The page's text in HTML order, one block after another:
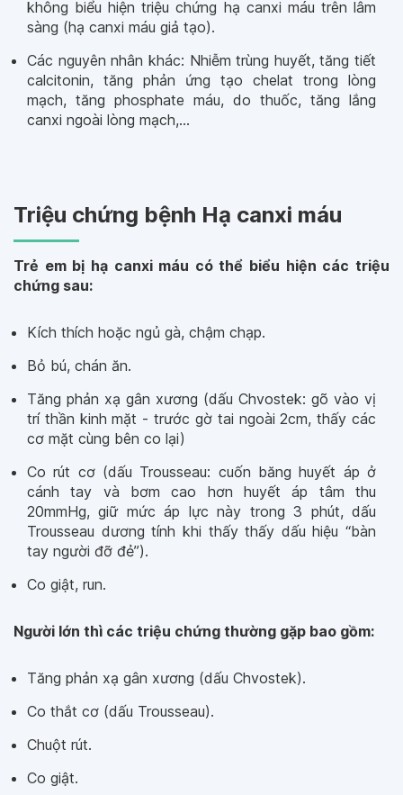
không biểu hiện triệu chứng hạ canxi máu trên lâm
sàng (hạ canxi máu giả tạo).
Các nguyên nhân khác: Nhiễm trùng huyết, tăng tiết
calcitonin, tăng phản ứng tạo chelat trong lòng
mạch, tăng phosphate máu, do thuốc, tăng lắng
canxi ngoài lòng mạch,...
Triệu chứng bệnh Hạ canxi máu
Trẻ em bị hạ canxi máu có thể biểu hiện các triệu
chứng sau:
Kích thích hoặc ngủ gà, chậm chạp.
Bỏ bú, chán ăn.
Tăng phản xạ gân xương (dấu Chvostek: gõ vào vị
trí thần kinh mặt - trước gờ tai ngoài 2cm, thấy các
cơ mặt cùng bên co lại)
Co rút cơ (dấu Trousseau: cuốn băng huyết áp ở
cánh tay và bơm cao hơn huyết áp tâm thu
20mmHg, giữ mức áp lực này trong 3 phút, dấu
Trousseau dương tính khi thấy thấy dấu hiệu “bàn
tay người đỡ đẻ”).
Co giật, run.
Người lớn thì các triệu chứng thường gặp bao gồm:
Tăng phản xạ gân xương (dấu Chvostek).
Co thắt cơ (dấu Trousseau).
Chuột rút.
Co giật.